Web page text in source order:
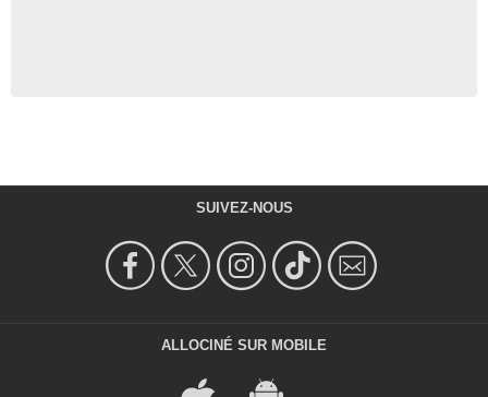
SUIVEZ-NOUS
ALLOCINÉ SUR MOBILE